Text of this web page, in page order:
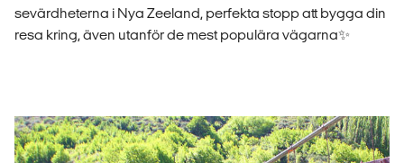
sevärdheterna i Nya Zeeland, perfekta stopp att bygga din
resa kring, även utanför de mest populära vägarna✨